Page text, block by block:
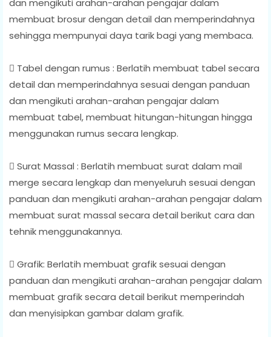
dan mengikuti arahan-arahan pengajar dalam
membuat brosur dengan detail dan memperindahnya
sehingga mempunyai daya tarik bagi yang membaca.
 Tabel dengan rumus : Berlatih membuat tabel secara
detail dan memperindahnya sesuai dengan panduan
dan mengikuti arahan-arahan pengajar dalam
membuat tabel, membuat hitungan-hitungan hingga
menggunakan rumus secara lengkap.
 Surat Massal : Berlatih membuat surat dalam mail
merge secara lengkap dan menyeluruh sesuai dengan
panduan dan mengikuti arahan-arahan pengajar dalam
membuat surat massal secara detail berikut cara dan
tehnik menggunakannya.
 Grafik: Berlatih membuat grafik sesuai dengan
panduan dan mengikuti arahan-arahan pengajar dalam
membuat grafik secara detail berikut memperindah
dan menyisipkan gambar dalam grafik.